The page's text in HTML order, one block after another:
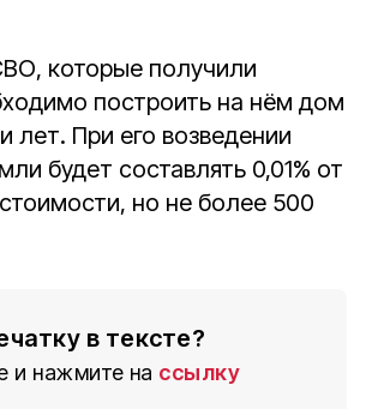
которые получили
построить на нём дом
лет. При его возведении
будет составлять 0,01% от
но не более 500
в тексте?
и нажмите на ссылку